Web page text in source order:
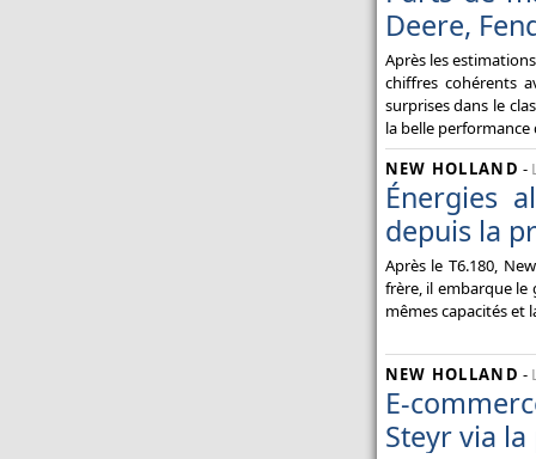
Deere,
Après les
chiffres cohérents
surprises dans le
la belle performance
NEW HOLLAND -
Énergies
depuis la
Après le T6.180,
frère, il embarque le
mêmes capacités et
NEW HOLLAND -
E-
Steyr via